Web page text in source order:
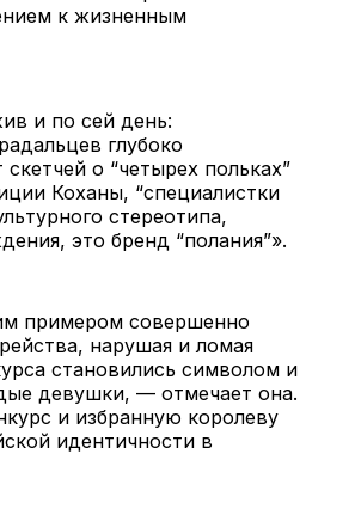
к жизненным
и по сей день:
глубоко
о “четырех польках”
Коханы, “специалистки
стереотипа,
это бренд “полания”».
примером совершенно
нарушая и ломая
становились символом и
девушки, — отмечает она.
и избранную королеву
идентичности в